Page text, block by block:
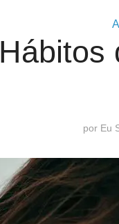
Hábitos
por Eu